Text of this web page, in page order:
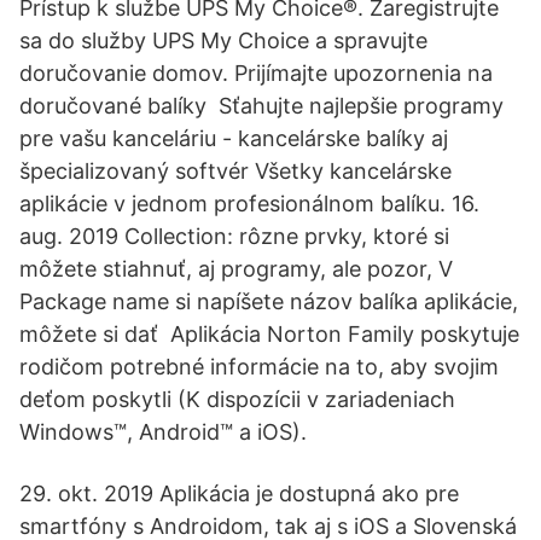
Prístup k službe UPS My Choice®. Zaregistrujte
sa do služby UPS My Choice a spravujte
doručovanie domov. Prijímajte upozornenia na
doručované balíky Sťahujte najlepšie programy
pre vašu kanceláriu - kancelárske balíky aj
špecializovaný softvér Všetky kancelárske
aplikácie v jednom profesionálnom balíku. 16.
aug. 2019 Collection: rôzne prvky, ktoré si
môžete stiahnuť, aj programy, ale pozor, V
Package name si napíšete názov balíka aplikácie,
môžete si dať Aplikácia Norton Family poskytuje
rodičom potrebné informácie na to, aby svojim
deťom poskytli (K dispozícii v zariadeniach
Windows™, Android™ a iOS).
29. okt. 2019 Aplikácia je dostupná ako pre
smartfóny s Androidom, tak aj s iOS a Slovenská